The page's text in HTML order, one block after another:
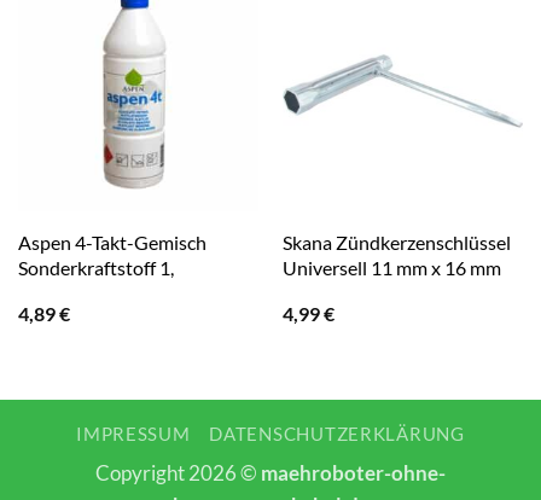
Aspen 4-Takt-Gemisch
Sonderkraftstoff 1,
4,89€
Skana Zündkerzenschlüssel
Universell 11 mm x 16 mm
4,99€
IMPRESSUM DATENSCHUTZERKLÄRUNG
Copyright 2026 © maehroboter-ohne-